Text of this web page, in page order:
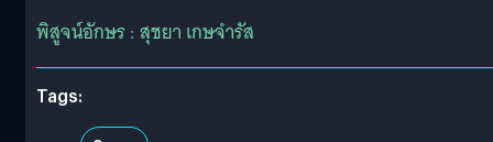
พิสูจน์อักษร : สุชยา เกษจำรัส
Tags: